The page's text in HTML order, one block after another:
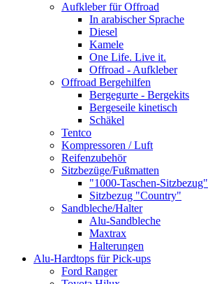
Aufkleber für Offroad
In arabischer Sprache
Diesel
Kamele
One Life. Live it.
Offroad - Aufkleber
Offroad Bergehilfen
Bergegurte - Bergekits
Bergeseile kinetisch
Schäkel
Tentco
Kompressoren / Luft
Reifenzubehör
Sitzbezüge/Fußmatten
"1000-Taschen-Sitzbezug"
Sitzbezug "Country"
Sandbleche/Halter
Alu-Sandbleche
Maxtrax
Halterungen
Alu-Hardtops für Pick-ups
Ford Ranger